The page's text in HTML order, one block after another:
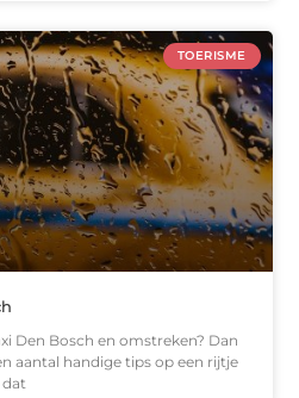
TOERISME
Den Bosch en omstreken? Dan
aantal handige tips op een rijtje
dat